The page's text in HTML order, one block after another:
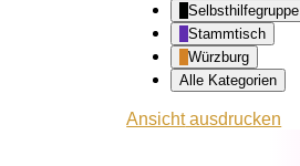
Selbsthilfegruppe
Stammtisch
Würzburg
Alle Kategorien
Ansichtausdrucken